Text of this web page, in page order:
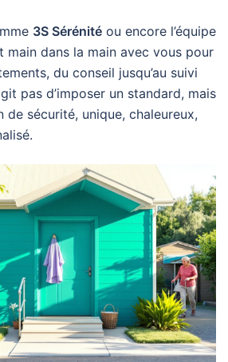
3S Sérénité ou encore l’équipe
dans la main avec vous pour
du conseil jusqu’au suivi
pas d’imposer un standard, mais
de sécurité, unique, chaleureux,